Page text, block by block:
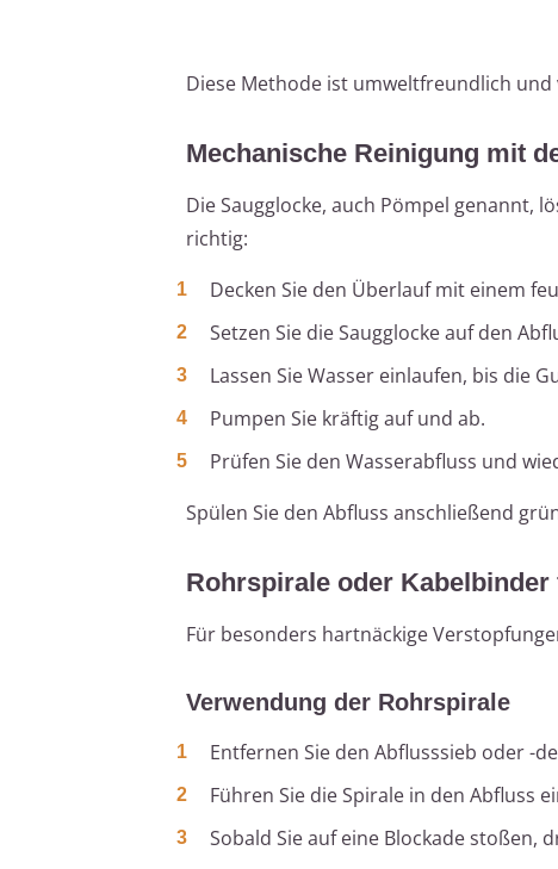
Diese Methode ist umweltfreundlich
Mechanische Reinigung mit
Die Saugglocke, auch Pömpel genannt,
richtig:
Decken Sie den Überlauf mit einem
Setzen Sie die Saugglocke auf den
Lassen Sie Wasser einlaufen, bis die
Pumpen Sie kräftig auf und ab.
Prüfen Sie den Wasserabfluss und
Spülen Sie den Abfluss anschließend
Rohrspirale oder
Für besonders hartnäckige
Verwendung der Rohrspirale
Entfernen Sie den Abflusssieb oder -
Führen Sie die Spirale in den Abfluss
Sobald Sie auf eine Blockade stoßen,